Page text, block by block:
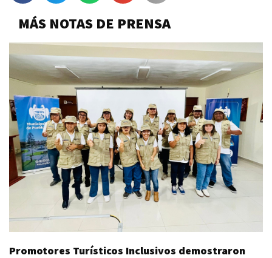
MÁS NOTAS DE PRENSA
Promotores Turísticos Inclusivos demostraron